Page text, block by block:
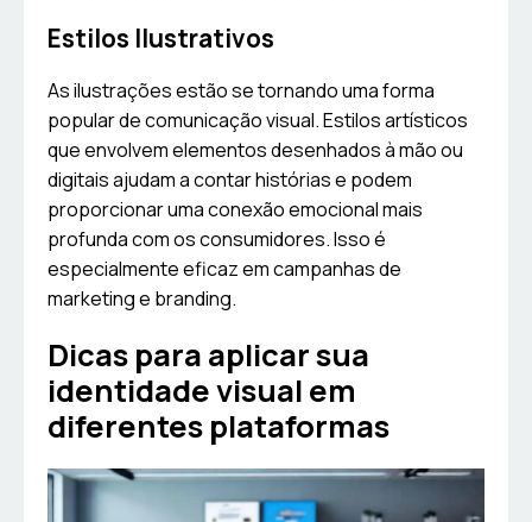
Estilos Ilustrativos
As ilustrações estão se tornando uma forma
popular de comunicação visual. Estilos artísticos
que envolvem elementos desenhados à mão ou
digitais ajudam a contar histórias e podem
proporcionar uma conexão emocional mais
profunda com os consumidores. Isso é
especialmente eficaz em campanhas de
marketing e branding.
Dicas para aplicar sua
identidade visual em
diferentes plataformas